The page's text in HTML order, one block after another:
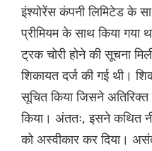
इंश्योरेंस कंपनी लिमिटेड के
प्रीमियम के साथ किया गया
ट्रक चोरी होने की सूचना
शिकायत दर्ज की गई थी।
सूचित किया जिसने
किया। अंततः, इसने कथित
को अस्वीकार कर दिया।